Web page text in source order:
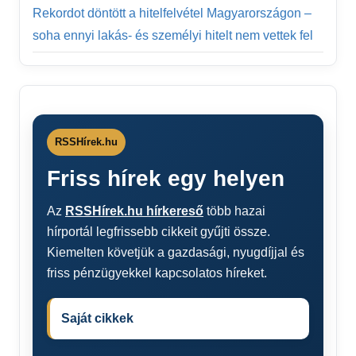
Rekordot döntött a hitelfelvétel Magyarországon –
soha ennyi lakás- és személyi hitelt nem vettek fel
RSSHírek.hu
Friss hírek egy helyen
Az RSSHírek.hu hírkereső több hazai
hírportál legfrissebb cikkeit gyűjti össze.
Kiemelten követjük a gazdasági, nyugdíjjal és
friss pénzügyekkel kapcsolatos híreket.
Saját cikkek